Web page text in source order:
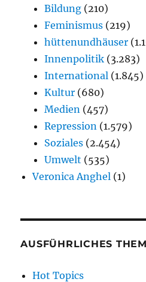
Bildung (210)
Feminismus (219)
hüttenundhäuser
Innenpolitik (3.283)
International (1.845)
Kultur (680)
Medien (457)
Repression (1.579)
Soziales (2.454)
Umwelt (535)
Veronica Anghel (1)
AUSFÜHRLICHES
Hot Topics